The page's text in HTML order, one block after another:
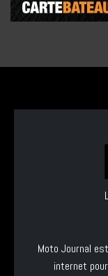
Moto Journal
internet